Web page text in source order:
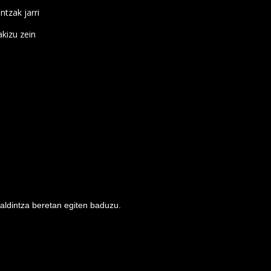
jarri
zein
beretan egiten baduzu.